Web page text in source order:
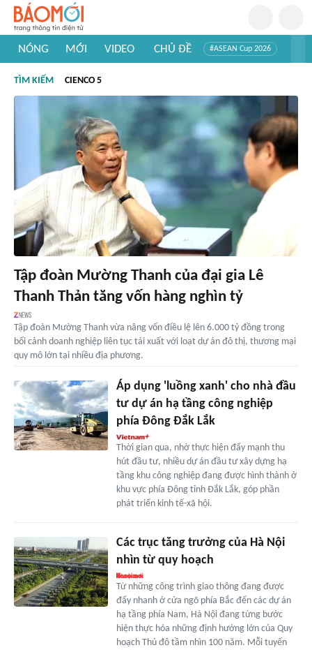
NÓNG MỚI VIDEO CHỦ ĐỀ #ASEAN Cup 2026
#Khám phá thế giới
TÌM KIẾM CIENCO 5
Tập đoàn Mường Thanh của đại gia Lê
Thanh Thản tăng vốn hàng nghìn tỷ
Tập đoàn Mường Thanh vừa nâng vốn điều lệ lên 6.000 tỷ đồng trong
bối cảnh doanh nghiệp liên tục tái xuất với loạt dự án đô thị, thương mại
quy mô lớn tại nhiều địa phương.
Áp dụng 'luồng xanh' cho nhà đầu
tư dự án hạ tầng công nghiệp
phía Đông Đắk Lắk
Thời gian qua, nhờ thực hiện đẩy mạnh thu
hút đầu tư, nhiều dự án đầu tư xây dựng hạ
tầng khu công nghiệp đang được hình thành ở
khu vực phía Đông tỉnh Đắk Lắk, góp phần
phát triển kinh tế-xã hội.
Các trục tăng trưởng của Hà Nội
nhìn từ quy hoạch
Từ những công trình giao thông đang được
đẩy nhanh ở cửa ngõ phía Bắc đến các dự án
hạ tầng phía Nam, Hà Nội đang từng bước
hiện thực hóa những định hướng lớn của Quy
hoạch Thủ đô tầm nhìn 100 năm. Mỗi tuyến